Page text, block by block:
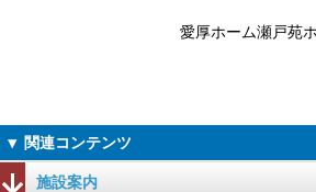
愛厚ホーム瀬戸苑
施設案内